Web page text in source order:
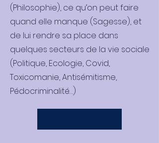
(Philosophie), ce qu’on peut faire
quand elle manque (Sagesse), et
de lui rendre sa place dans
quelques secteurs de la vie sociale
(Politique, Ecologie, Covid,
Toxicomanie, Antisémitisme,
Pédocriminalité…)